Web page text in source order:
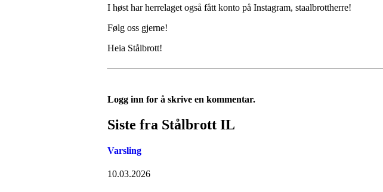
I høst har herrelaget også fått konto på Instagram, staalbrottherre!
Følg oss gjerne!
Heia Stålbrott!
Logg inn for å skrive en kommentar.
Siste fra Stålbrott IL
Varsling
10.03.2026